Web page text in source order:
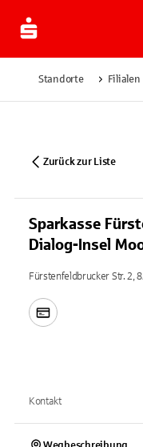
Standorte Filialen
Zurück zur Liste
Sparkasse
Dialog-Insel
Fürstenfeldbrucker Str. 2,
Kontakt